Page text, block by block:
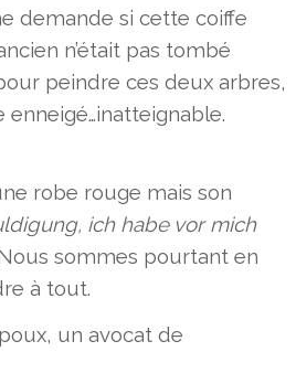
demande si cette coiffe
n’était pas tombé
peindre ces deux arbres,
robe rouge mais son
ich habe vor mich
sommes pourtant en
à tout.
un avocat de